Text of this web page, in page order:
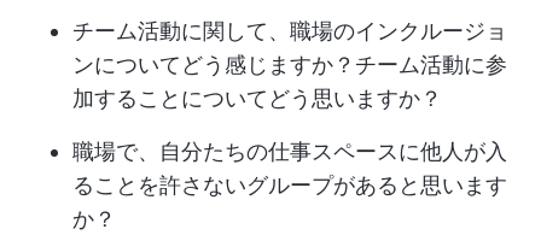
チーム活動に関して、職場のインクルージョ
ンについてどう感じますか？チーム活動に参
加することについてどう思いますか？
職場で、自分たちの仕事スペースに他人が入
ることを許さないグループがあると思います
か？